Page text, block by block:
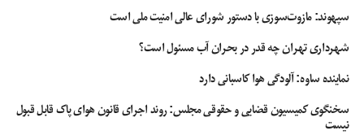
سپهوند:‌ مازوت‌سوزی با دستور شورای عالی امنیت ملی است
شهرداری تهران چه قدر در بحران آب مسئول است؟
نماینده ساوه: آلودگی هوا کاسبانی دارد
سخنگوی کمیسیون قضایی و حقوقی مجلس: روند اجرای قانون هوای پاک قابل قبول
نیست